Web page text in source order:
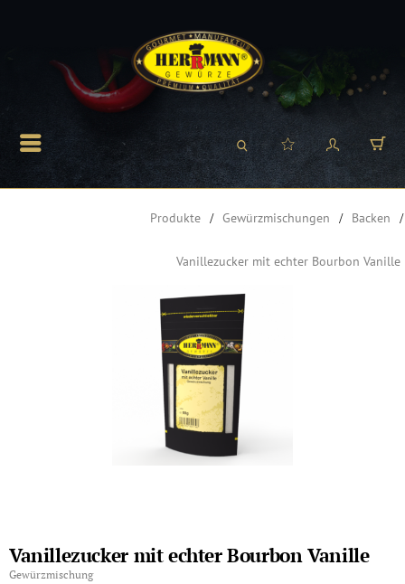
Produkte Gewürzmischungen Backen
Vanillezucker mit echter Bourbon Vanille
Vanillezucker mit echter Bourbon Vanille
Gewürzmischung